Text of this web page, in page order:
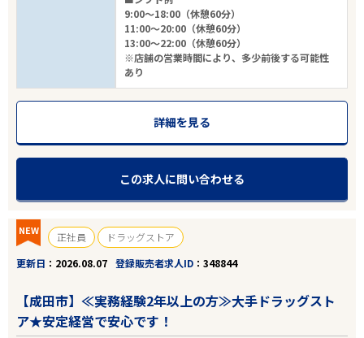
9:00～18:00（休憩60分）
11:00～20:00（休憩60分）
13:00～22:00（休憩60分）
※店舗の営業時間により、多少前後する可能性
あり
詳細を見る
この求人に問い合わせる
NEW 正社員
ドラッグストア
更新日
2026.08.07 登録販売者求人ID 348844
【成田市】≪実務経験2年以上の方≫大手ドラッグスト
ア★安定経営で安心です！